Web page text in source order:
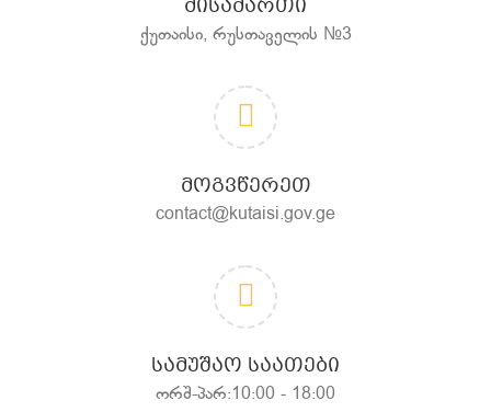
ᲛᲘᲡᲐᲛᲐᲠᲗᲘ
ქუთაისი, რუსთაველის №3
ᲛᲝᲒᲕᲬᲔᲠᲔᲗ
contact@kutaisi.gov.ge
ᲡᲐᲛᲣᲨᲐᲝ ᲡᲐᲐᲗᲔᲑᲘ
ორშ-პარ:10:00 - 18:00